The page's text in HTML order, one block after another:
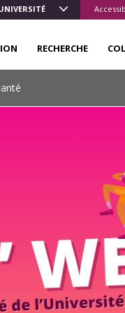
RECHERCHE